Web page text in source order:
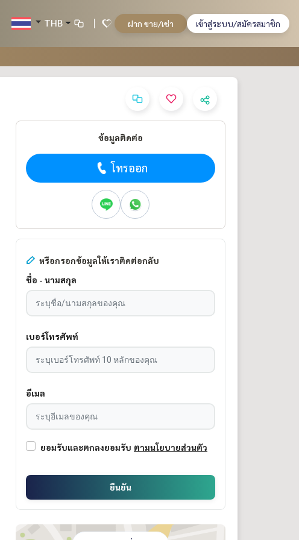
THB ฝาก ขาย/เช่า เข้าสู่ระบบ/สมัครสมาชิก
ข้อมูลติดต่อ
โทรออก
หรือกรอกข้อมูลให้เราติดต่อกลับ
ชื่อ - นามสกุล
เบอร์โทรศัพท์
อีเมล
ยอมรับและตกลงยอมรับ ตามนโยบายส่วนตัว
ยืนยัน